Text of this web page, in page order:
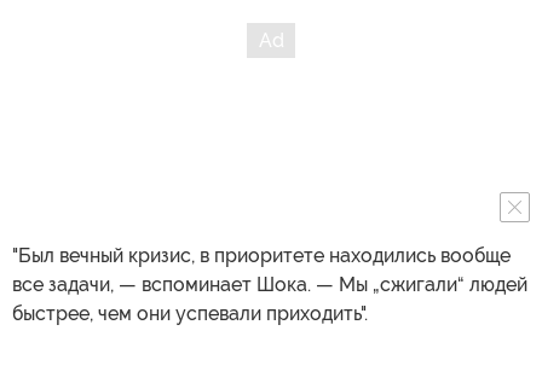
"Был вечный кризис, в приоритете находились вообще
все задачи, — вспоминает Шока. — Мы „сжигали“ людей
быстрее, чем они успевали приходить".